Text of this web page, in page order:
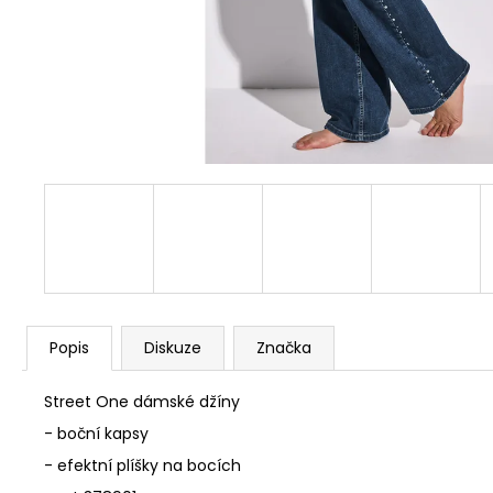
Popis Diskuze Značka
Street One dámské džíny
- boční kapsy
- efektní plíšky na bocích